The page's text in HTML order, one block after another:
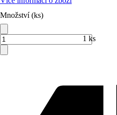
Množství (ks)
1 ks